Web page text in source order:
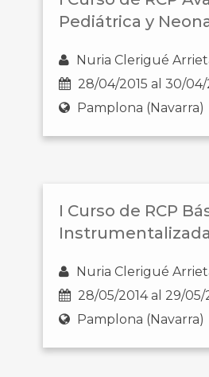
Pediátrica y
Nuria Clerigué
28/04/2015 al 30/04/
Pamplona (Navarra)
I Curso de RCP
Instrumentalizada
Nuria Clerigué
28/05/2014 al 29/05/
Pamplona (Navarra)